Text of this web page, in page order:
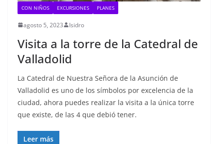
CON NIÑOS EXCURSIONES PLANES
agosto 5, 2023 Isidro
Visita a la torre de la Catedral de
Valladolid
La Catedral de Nuestra Señora de la Asunción de
Valladolid es uno de los símbolos por excelencia de la
ciudad, ahora puedes realizar la visita a la única torre
que existe, de las 4 que debió tener.
Leer más